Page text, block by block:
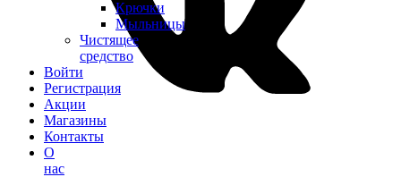
Крючки
Мыльницы
Чистящее
средство
Войти
Регистрация
Акции
Магазины
Контакты
О
нас